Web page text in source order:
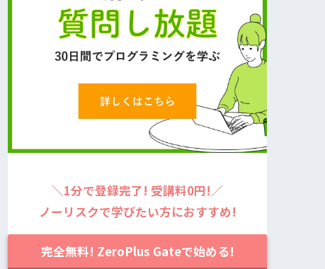
＼1分で登録完了! 受講料0円!／
ノーリスクで学びたい方におすすめ!
完全無料! ZeroPlus Gateで始める!